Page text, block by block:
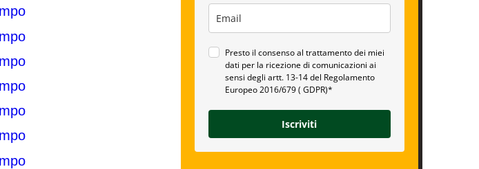
Presto il consenso al trattamento dei miei
dati per la ricezione di comunicazioni ai
sensi degli artt. 13-14 del Regolamento
Europeo 2016/679 ( GDPR)*
Iscriviti